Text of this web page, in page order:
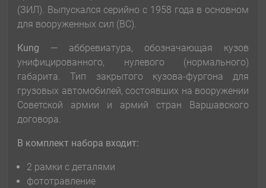
(ЗИЛ). Выпускался серийно с 1958 года в основном
для вооруженных сил (ВС).
Кung — аббревиатура, обозначающая кузов
унифицированного, нулевого (нормального)
габарита. Тип закрытого кузова-фургона для
грузовых автомобилей, состоявших на вооружении
Cоветской армии и армий стран Варшавского
договора.
В комплект набора входит:
2 рамки с деталями
фототравление